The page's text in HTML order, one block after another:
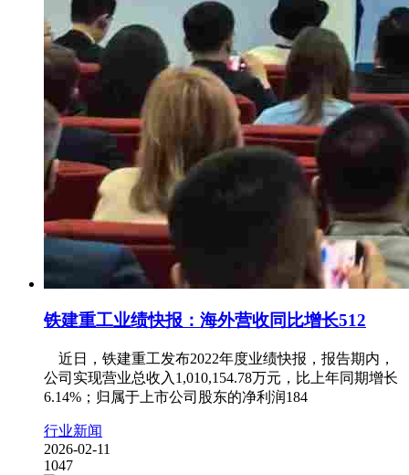
铁建重工业绩快报：海外营收同比增长512
近日，铁建重工发布2022年度业绩快报，报告期内，
公司实现营业总收入1,010,154.78万元，比上年同期增长
6.14%；归属于上市公司股东的净利润184
行业新闻
2026-02-11
1047